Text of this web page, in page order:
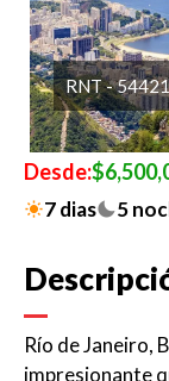
RNT - 54421
Desde:
7 dias 5
Río de Janeiro,
impresionante